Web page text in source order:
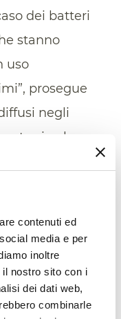
contenuti ed
media e per
inoltre
nostro sito con i
dei dati web,
combinarle
dei batteri
stanno
uso
prosegue
negli
sia al
che i
più dal
dovrà